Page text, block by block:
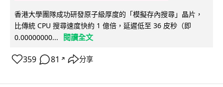
香港大學團隊成功研發原子級厚度的「模擬存內搜尋」晶片，
比傳統 CPU 搜尋速度快約 1 億倍，延遲低至 36 皮秒（即
0.00000000...
閱讀全文
359 81 ↗ 分享